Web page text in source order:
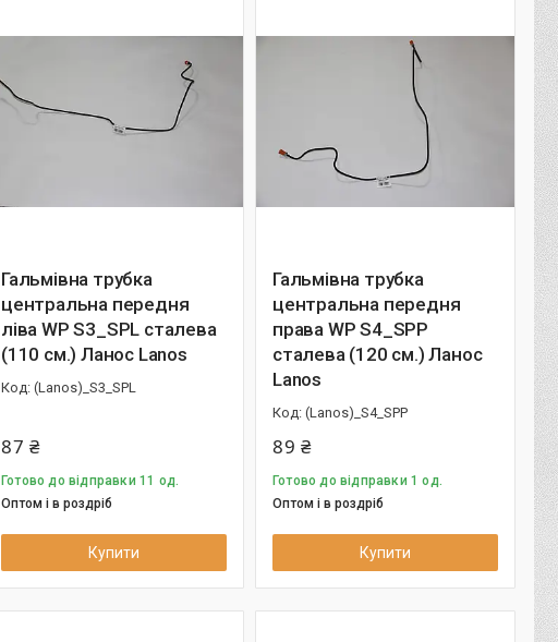
Гальмівна трубка
центральна передня
ліва WP S3_SPL сталева
(110 см.) Ланос Lanos
(Lanos)_S3_SPL
87 ₴
Готово до відправки 11 од.
Оптом і в роздріб
Купити
Гальмівна трубка
центральна передня
права WP S4_SPP
сталева (120 см.) Ланос
Lanos
(Lanos)_S4_SPP
89 ₴
Готово до відправки 1 од.
Оптом і в роздріб
Купити